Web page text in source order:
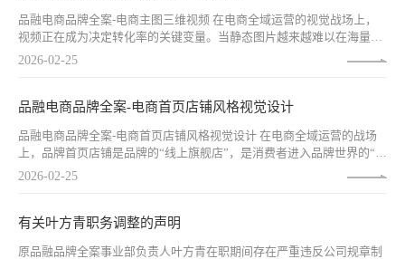
品融电商品牌全案-电商主图三维视频 在电商全域运营的视觉战场上，
视频正在成为决定转化率的关键变量。当静态图片越来越难以在海量信
息中脱颖而出，当消费者越来越习惯于通过视频快速了解产品，主图视
2026-02-25
品融电商品牌全案-电商首页店铺风格视觉设计
品融电商品牌全案-电商首页店铺风格视觉设计 在电商全域运营的战场
上，品牌首页店铺是品牌的“线上旗舰店”，是消费者进入品牌世界的“第
一扇门”。它不仅是流量的承接站，更是品牌形象的集中展示区、产品
成购买决策。
2026-02-25
​有关叶方青职务调整的声明
原品融品牌全案事业部负责人叶方青在职期间存在严重违反公司规章制